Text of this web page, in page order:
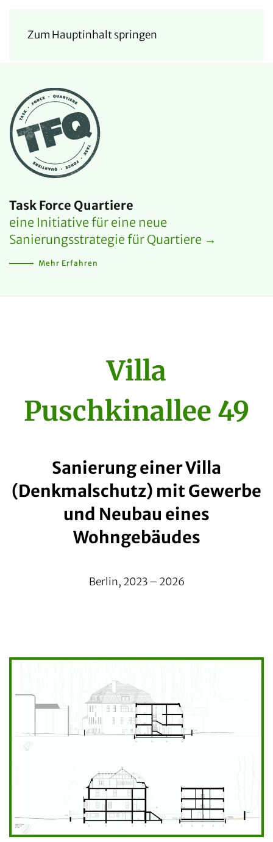
Zum Hauptinhalt springen
Task Force Quartiere
eine Initiative für eine neue
Sanierungsstrategie für Quartiere →
Mehr Erfahren
Villa
Puschkinallee 49
Sanierung einer Villa
(Denkmalschutz) mit Gewerbe
und Neubau eines
Wohngebäudes
Berlin, 2023 – 2026